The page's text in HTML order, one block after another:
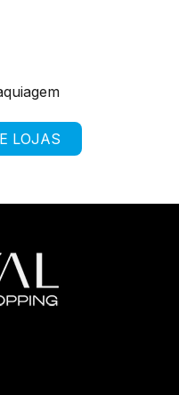
LOJAS